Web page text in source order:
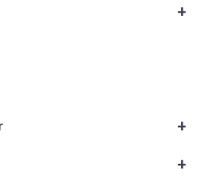
+
+
+